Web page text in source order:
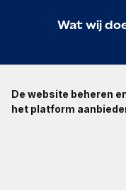
Wat wij
De website beheren
het platform